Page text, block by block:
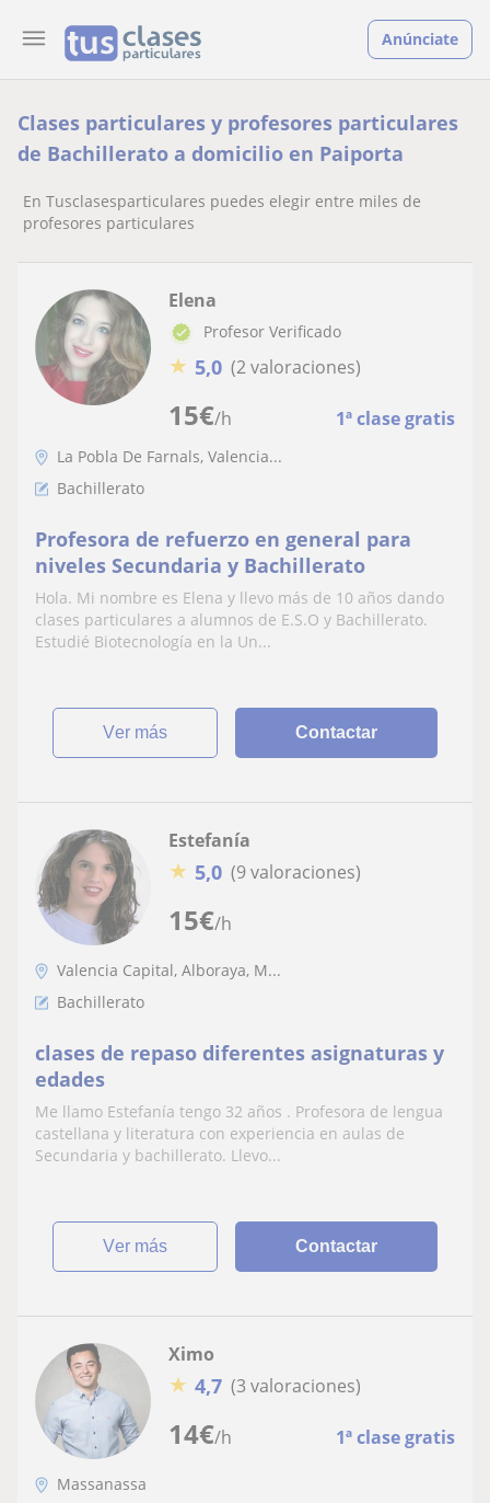
Anúnciate
Clases particulares y profesores particulares
de Bachillerato a domicilio en Paiporta
En Tusclasesparticulares puedes elegir entre miles de
profesores particulares
15€/h 1ª clase gratis
Elena
Profesor Verificado
★ 5,0 (2 valoraciones)
La Pobla De Farnals, Valencia...
Bachillerato
Profesora de refuerzo en general para
niveles Secundaria y Bachillerato
Hola. Mi nombre es Elena y llevo más de 10 años dando
clases particulares a alumnos de E.S.O y Bachillerato.
Estudié Biotecnología en la Un...
ver más Contactar
15€/h
Estefanía
★ 5,0 (9 valoraciones)
Valencia Capital, Alboraya, M...
Bachillerato
clases de repaso diferentes asignaturas y
edades
Me llamo Estefanía tengo 32 años . Profesora de lengua
castellana y literatura con experiencia en aulas de
Secundaria y bachillerato. Llevo...
ver más Contactar
14€/h 1ª clase gratis
Ximo
★ 4,7 (3 valoraciones)
Massanassa